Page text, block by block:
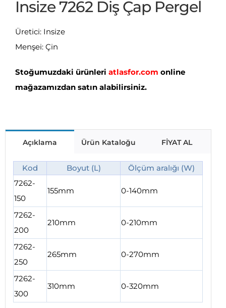
Insize 7262 Diş Çap Pergel
Üretici: Insize
Menşei: Çin
Stoğumuzdaki ürünleri atlasfor.com online
mağazamızdan satın alabilirsiniz.
Açıklama Ürün Kataloğu FİYAT AL
Kod Boyut (L)
Ölçüm aralığı (W)
7262-
150
155mm 0-140mm
7262-
200
210mm 0-210mm
7262-
250
265mm 0-270mm
7262-
300
310mm 0-320mm